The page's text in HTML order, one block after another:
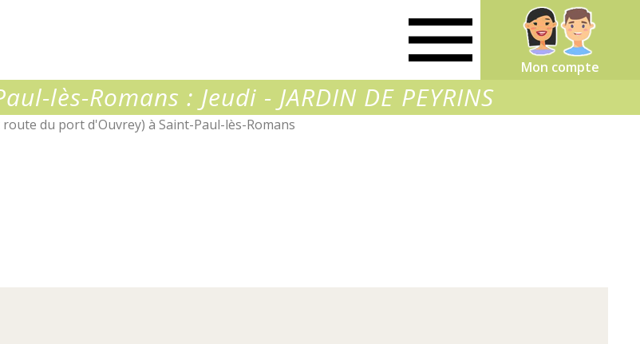
Mon compte
lès-Romans : Jeudi - JARDIN DE PEYRINS
du port d'Ouvrey) à Saint-Paul-lès-Romans